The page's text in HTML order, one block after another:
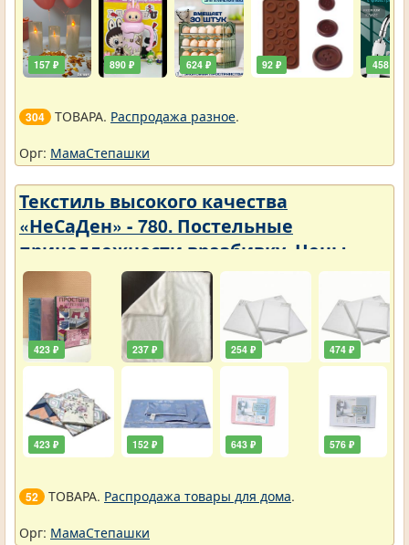
157 ₽ 890 ₽ 624 ₽ 92 ₽ 458 ₽
304 ТОВАРА. Распродажа разное.
Орг: МамаСтепашки
Текстиль высокого качества
«НеСаДен» - 780. Постельные
принадлежности вразбивку. Цены
упали
423 ₽
423 ₽
237 ₽
152 ₽
254 ₽
643 ₽
474 ₽
576 ₽
52 ТОВАРА. Распродажа товары для дома.
Орг: МамаСтепашки